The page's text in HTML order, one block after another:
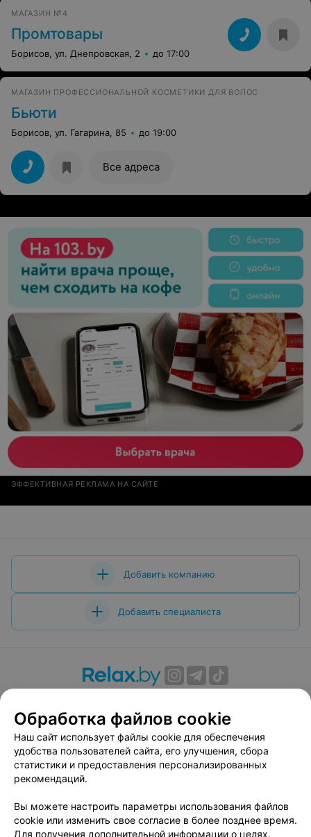
МАГАЗИН №4
Промтовары
Борисов, ул. Днепровская, 2 до 17:00
МАГАЗИН ПРОФЕССИОНАЛЬНОЙ КОСМЕТИКИ ДЛЯ ВОЛОС
Бьюти
Борисов, ул. Гагарина, 85 до 19:00
Все адреса
ЭФФЕКТИВНАЯ РЕКЛАМА НА САЙТЕ
Добавить компанию
Добавить специалиста
Вакансии
Публичный договор
Способы оплаты
Публичный договор по использованию сервиса
«Афиша»
Пользовательское соглашение
Связаться по вопросам сотрудничества
Написать руководителю relax.by
Обработка файлов cookie
Наш сайт использует файлы cookie для обеспечения
удобства пользователей сайта, его улучшения, сбора
статистики и предоставления персонализированных
рекомендаций.
Вы можете настроить параметры использования файлов
cookie или изменить свое согласие в более позднее время.
Для получения дополнительной информации о целях,